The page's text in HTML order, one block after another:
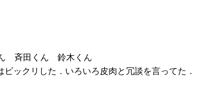
ん 斉田くん 鈴木くん
ックリした．いろいろ皮肉と冗談を言ってた．